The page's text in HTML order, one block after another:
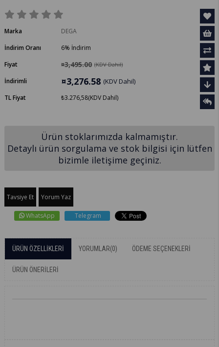
Marka
DEGA
İndirim Oranı
%
6
İndirim
Fiyat
¤3,495.00 (KDV Dahil)
İndirimli ¤3,276.58 (KDV Dahil)
TL Fiyat ₺3.276,58(KDV Dahil)
Ürün stoklarımızda kalmamıştır.
Detaylı ürün sorgulama ve stok bilgisi için lütfen
bizimle iletişime geçiniz.
Tavsiye Et Yorum Yaz
WhatsApp Telegram
ÜRÜN ÖZELLIKLERI YORUMLAR(0) ÖDEME SEÇENEKLERI
ÜRÜN ÖNERILERI